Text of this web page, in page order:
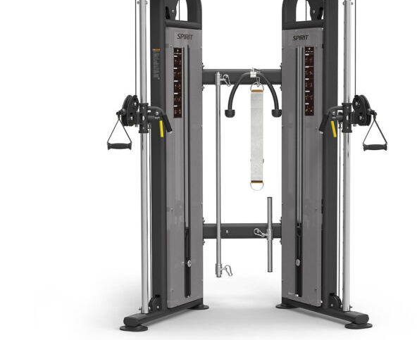
Cardio Spirit
Máy chạy bộ Spirit
Xe đạp tập Spirit
Xe đạp ngồi có tựa lưng Spirit
Máy trượt tuyết Spirit
Máy chèo thuyền Spirit
Máy tập phục hồi chức năng Spirit
Strength Spirit
SP3 Serie Strength Spirit
SP4 Serie Strength Spirit
Robot Spirit
Free weight Spirit
Cardio Tiger Sport
Máy chạy bộ Tiger Sport
Xe đạp tập Tiger Sport
Xe đạp ngồi có tựa lưng Tiger Sport
Máy trượt tuyết Tiger Sport
Máy chèo thuyền Tiger Sport
Strength Tiger Sport
TGP Serie Strength
TGP 20 Serie Strength
TGS Serie Strength
TGF Serie Strength
TM Serie Strength